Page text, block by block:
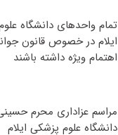
تمام واحدهای دانشگاه
ایلام در خصوص قانون
اهتمام ویژه داشته باشند
مراسم عزاداری محرم
دانشگاه علوم پزشکی ایلام